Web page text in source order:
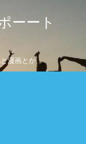
ーート
漫画とか